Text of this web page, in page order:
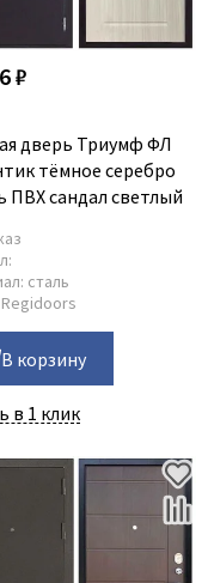
₽
дверь Триумф ФЛ
тёмное серебро
ПВХ сандал светлый
сталь
Regidoors
В корзину
в 1 клик